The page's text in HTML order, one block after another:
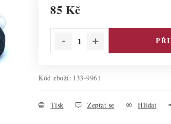
85 Kč
Kód zboží: 133-9961
Tisk Zeptat se Hlídat